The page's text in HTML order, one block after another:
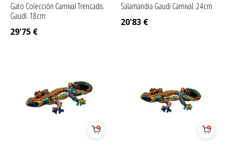
Gato Colección Carnival Trencadis.
Gaudí. 18cm
29'75 €
Salamandra Gaudí Carnival. 24cm
20'83 €